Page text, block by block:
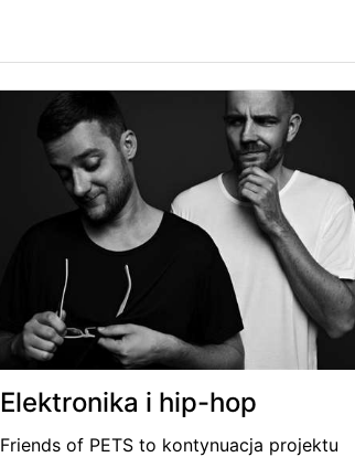
Elektronika i hip-hop
Friends of PETS to kontynuacja projektu